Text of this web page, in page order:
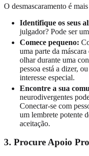
O desmascaramento é
Identifique os seus
julgador? Pode ser
Comece pequeno:
uma parte da
olhar durante uma
pessoa está a dizer,
interesse especial.
Encontre a sua
neurodivergentes
Conectar-se com
um lembrete potente
aceitação.
3. Procure Apoio